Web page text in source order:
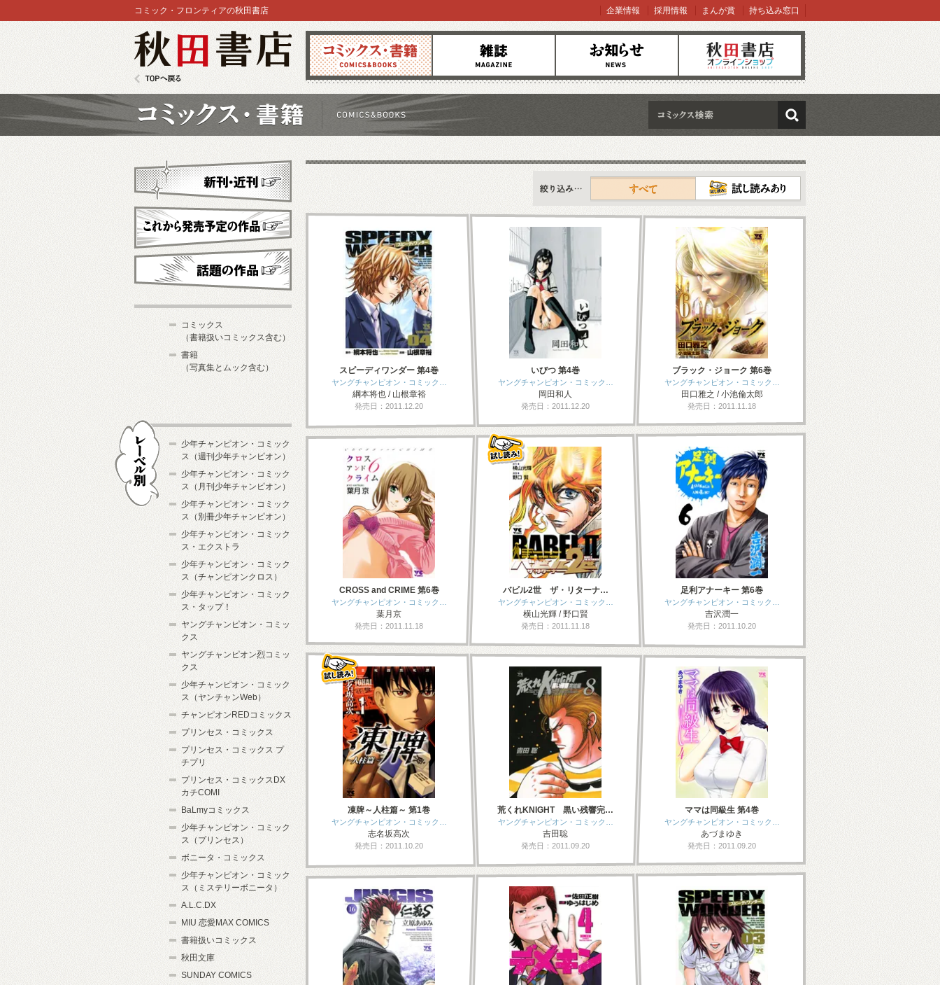
コミックス 雑誌 お知らせ オンラインショップ
コミック・フロンティアの秋田書店 企業情報 採用情報 まんが賞 持ち込み窓口
検索
新刊情報
すべて
スピーディワンダー 第4巻
ヤングチャンピオン・コミック…
綱本将也 / 山根章裕
発売日：2011.12.20
いびつ 第4巻
ヤングチャンピオン・コミック…
岡田和人
発売日：2011.12.20
ブラック・ジョーク 第6巻
ヤングチャンピオン・コミック…
田口雅之 / 小池倫太郎
発売日：2011.11.18
CROSS and CRIME 第6巻
ヤングチャンピオン・コミック…
葉月京
発売日：2011.11.18
バビル2世 ザ・リターナ…
ヤングチャンピオン・コミック…
横山光輝 / 野口賢
発売日：2011.11.18
足利アナーキー 第6巻
ヤングチャンピオン・コミック…
吉沢潤一
発売日：2011.10.20
凍牌～人柱篇～ 第1巻
ヤングチャンピオン・コミック…
志名坂高次
発売日：2011.10.20
荒くれKNIGHT 黒い残響完…
ヤングチャンピオン・コミック…
吉田聡
発売日：2011.09.20
ママは同級生 第4巻
ヤングチャンピオン・コミック…
あづまゆき
発売日：2011.09.20
新刊・近刊
これから発売予定
コミックス
（書籍扱いコミックス含む）
書籍
（写真集とムック含む）
少年チャンピオン・コミック
ス（週刊少年チャンピオン）
少年チャンピオン・コミック
ス（月刊少年チャンピオン）
少年チャンピオン・コミック
ス（別冊少年チャンピオン）
少年チャンピオン・コミック
ス・エクストラ
少年チャンピオン・コミック
ス（チャンピオンクロス）
少年チャンピオン・コミック
ス・タップ！
ヤングチャンピオン・コミッ
クス
ヤングチャンピオン烈コミッ
クス
少年チャンピオン・コミック
ス（ヤンチャンWeb）
チャンピオンREDコミックス
プリンセス・コミックス
プリンセス・コミックス プ
チプリ
プリンセス・コミックスDX
カチCOMI
BaLmyコミックス
少年チャンピオン・コミック
ス（プリンセス）
ボニータ・コミックス
少年チャンピオン・コミック
ス（ミステリーボニータ）
A.L.C.DX
MIU 恋愛MAX COMICS
書籍扱いコミックス
秋田文庫
SUNDAY COMICS